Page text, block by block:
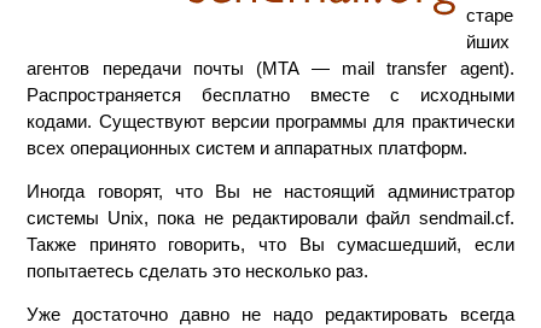
старе
йших
агентов передачи почты (MTA — mail transfer agent).
Распространяется бесплатно вместе с исходными
кодами. Существуют версии программы для практически
всех операционных систем и аппаратных платформ.
Иногда говорят, что Вы не настоящий администратор
системы Unix, пока не редактировали файл sendmail.cf.
Также принято говорить, что Вы сумасшедший, если
попытаетесь сделать это несколько раз.
Уже достаточно давно не надо редактировать всегда